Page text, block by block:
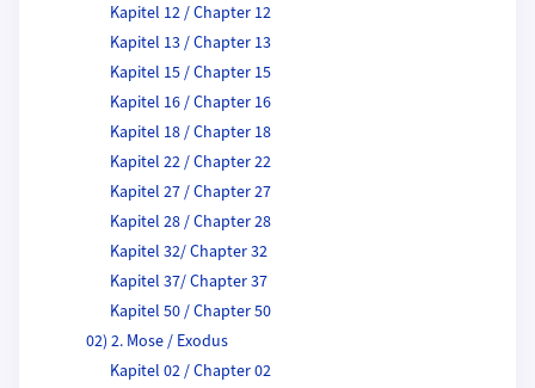
Kapitel 12 / Chapter 12
Kapitel 13 / Chapter 13
Kapitel 15 / Chapter 15
Kapitel 16 / Chapter 16
Kapitel 18 / Chapter 18
Kapitel 22 / Chapter 22
Kapitel 27 / Chapter 27
Kapitel 28 / Chapter 28
Kapitel 32/ Chapter 32
Kapitel 37/ Chapter 37
Kapitel 50 / Chapter 50
02) 2. Mose / Exodus
Kapitel 02 / Chapter 02